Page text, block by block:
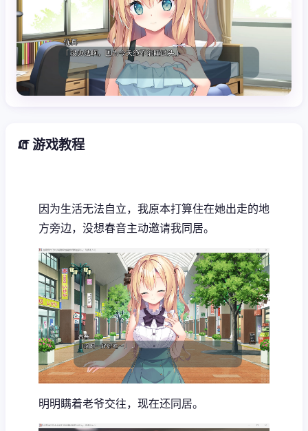
🧯 游戏教程
因为生活无法自立，我原本打算住在她出走的地
方旁边，没想春音主动邀请我同居。
明明瞒着老爷交往，现在还同居。